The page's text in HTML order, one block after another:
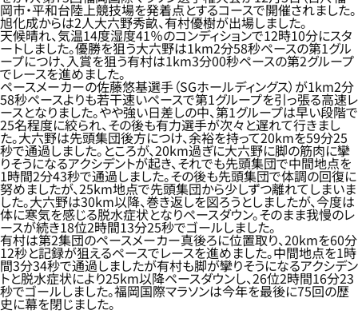
岡市・平和台陸上競技場を発着点とするコースで開催されました。
旭化成からは2人大六野秀畝、有村優樹が出場しました。
天候晴れ、気温14度湿度41％のコンディションで12時10分にスタ
ートしました。優勝を狙う大六野は1km2分58秒ペースの第1グル
ープにつけ、入賞を狙う有村は1km3分00秒ペースの第2グループ
でレースを進めました。
ペースメーカーの佐藤悠基選手（SGホールディングス）が1km2分
58秒ペースよりも若干速いペースで第1グループを引っ張る高速レ
ースとなりました。やや強い日差しの中、第1グループは早い段階で
25名程度に絞られ、その後も有力選手が次々と遅れて行きまし
た。大六野は先頭集団後方につけ、余裕を持って20kmを59分25
秒で通過しました。ところが、20km過ぎに大六野に脚の筋肉に攣
りそうになるアクシデントが起き、それでも先頭集団で中間地点を
1時間2分43秒で通過しました。その後も先頭集団で体調の回復に
努めましたが、25km地点で先頭集団から少しずつ離れてしまいま
した。大六野は30km以降、巻き返しを図ろうとしましたが、今度は
体に寒気を感じる脱水症状となりペースダウン。そのまま我慢のレ
ースが続き18位2時間13分25秒でゴールしました。
有村は第2集団のペースメーカー真後ろに位置取り、20kmを60分
12秒と記録が狙えるペースでレースを進めました。中間地点を1時
間3分34秒で通過しましたが有村も脚が攣りそうになるアクシデン
トと脱水症状により25km以降ペースダウンし、26位2時間16分23
秒でゴールしました。福岡国際マラソンは今年を最後に75回の歴
史に幕を閉じました。